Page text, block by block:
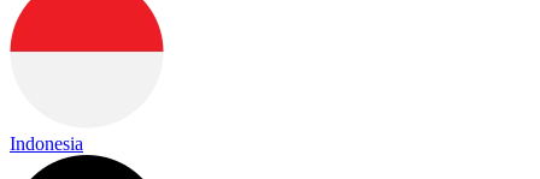
Indonesia